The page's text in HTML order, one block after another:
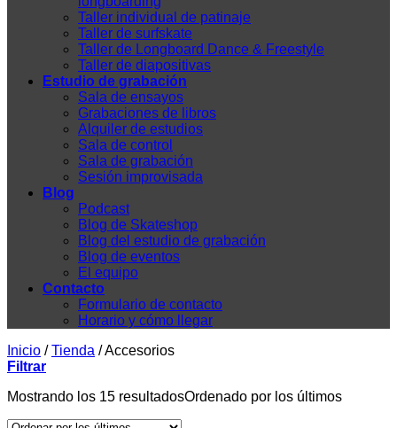
Taller individual de patinaje
Taller de surfskate
Taller de Longboard Dance & Freestyle
Taller de diapositivas
Estudio de grabación
Sala de ensayos
Grabaciones de libros
Alquiler de estudios
Sala de control
Sala de grabación
Sesión improvisada
Blog
Podcast
Blog de Skateshop
Blog del estudio de grabación
Blog de eventos
El equipo
Contacto
Formulario de contacto
Horario y cómo llegar
Inicio / Tienda /Accesorios
Filtrar
Mostrando los 15 resultadosOrdenado por los últimos